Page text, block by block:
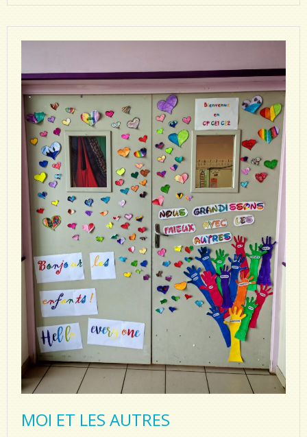
MOI ET LES AUTRES